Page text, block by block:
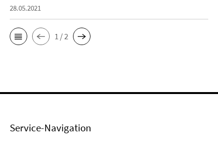
28.05.2021
1 / 2
Service-Navigation